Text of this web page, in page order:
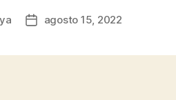
Fechaagosto 15, 2022